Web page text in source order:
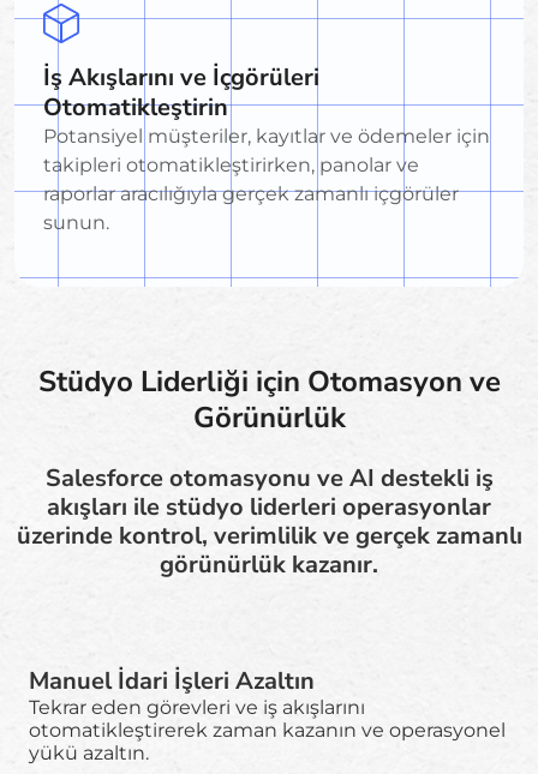
İş Akışlarını ve İçgörüleri
Otomatikleştirin
Potansiyel müşteriler, kayıtlar ve ödemeler için
takipleri otomatikleştirirken, panolar ve
raporlar aracılığıyla gerçek zamanlı içgörüler
sunun.
Stüdyo Liderliği için Otomasyon ve
Görünürlük
Salesforce otomasyonu ve AI destekli iş
akışları ile stüdyo liderleri operasyonlar
üzerinde kontrol, verimlilik ve gerçek zamanlı
görünürlük kazanır.
Manuel İdari İşleri Azaltın
Tekrar eden görevleri ve iş akışlarını
otomatikleştirerek zaman kazanın ve operasyonel
yükü azaltın.